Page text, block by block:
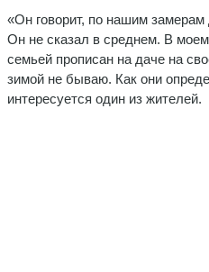
«Он говорит, по нашим
Он не сказал в среднем. В
семьей прописан на даче на
зимой не бываю. Как они
интересуется один из жителей.